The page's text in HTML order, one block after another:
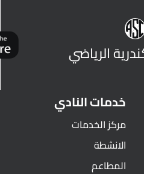
الرياضي
خدمات النادي
مركز الخدمات
الانشطة
المطاعم